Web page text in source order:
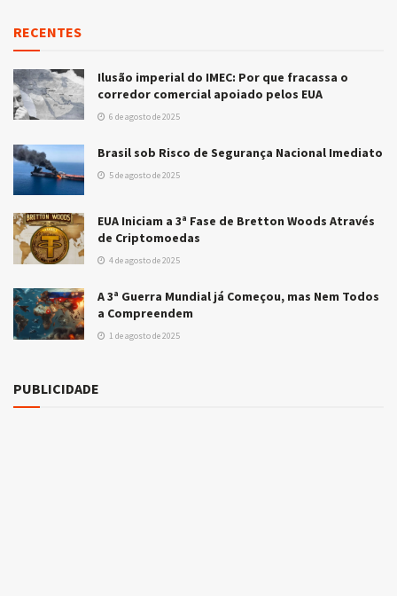
RECENTES
Ilusão imperial do IMEC: Por que fracassa o
corredor comercial apoiado pelos EUA
6 de agosto de 2025
Brasil sob Risco de Segurança Nacional Imediato
5 de agosto de 2025
EUA Iniciam a 3ª Fase de Bretton Woods Através
de Criptomoedas
4 de agosto de 2025
A 3ª Guerra Mundial já Começou, mas Nem Todos
a Compreendem
1 de agosto de 2025
PUBLICIDADE